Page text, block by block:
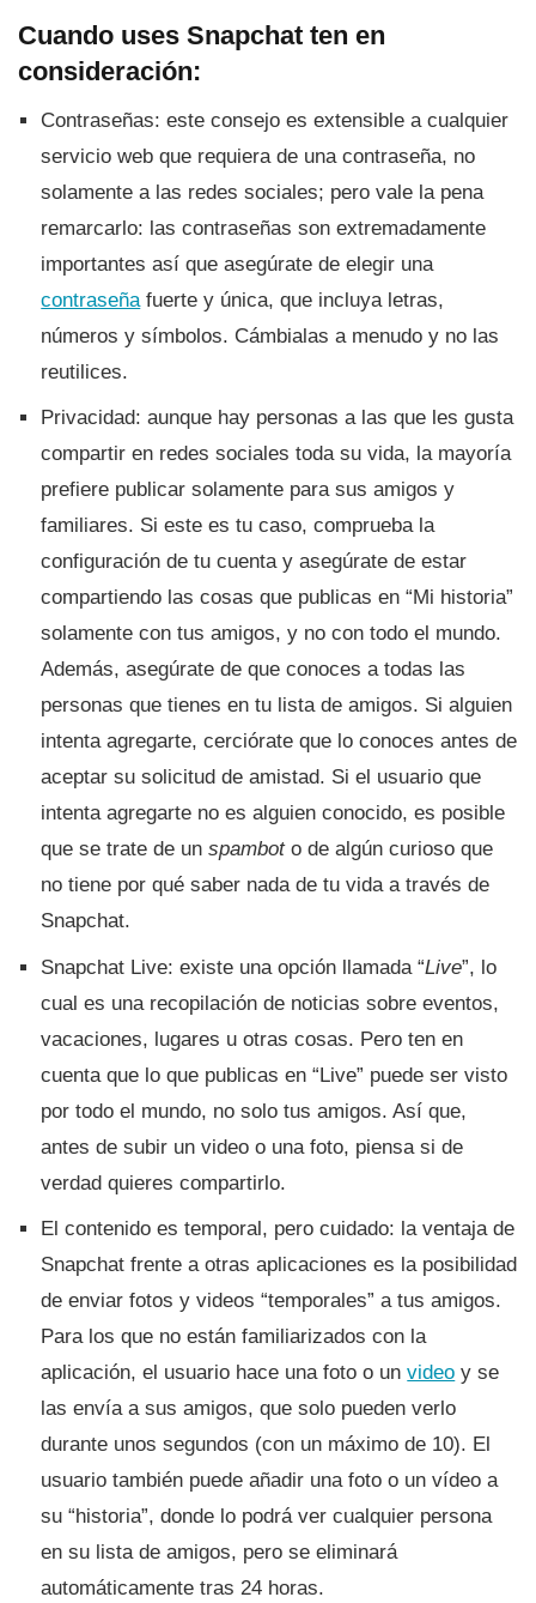
Cuando uses Snapchat ten en
consideración:
Contraseñas: este consejo es extensible a cualquier
servicio web que requiera de una contraseña, no
solamente a las redes sociales; pero vale la pena
remarcarlo: las contraseñas son extremadamente
importantes así­ que asegúrate de elegir una
contraseñafuerte y única, que incluya letras,
números y sí­mbolos. Cámbialas a menudo y no las
reutilices.
Privacidad: aunque hay personas a las que les gusta
compartir en redes sociales toda su vida, la mayorí­a
prefiere publicar solamente para sus amigos y
familiares. Si este es tu caso, comprueba la
configuración de tu cuenta y asegúrate de estar
compartiendo las cosas que publicas en “Mi historia”
solamente con tus amigos, y no con todo el mundo.
Además, asegúrate de que conoces a todas las
personas que tienes en tu lista de amigos. Si alguien
intenta agregarte, cerciórate que lo conoces antes de
aceptar su solicitud de amistad. Si el usuario que
intenta agregarte no es alguien conocido, es posible
que se trate de unspamboto de algún curioso que
no tiene por qué saber nada de tu vida a través de
Snapchat.
Snapchat Live: existe una opción llamada “Live”, lo
cual es una recopilación de noticias sobre eventos,
vacaciones, lugares u otras cosas. Pero ten en
cuenta que lo que publicas en “Live” puede ser visto
por todo el mundo, no solo tus amigos. Así­ que,
antes de subir un video o una foto, piensa si de
verdad quieres compartirlo.
El contenido es temporal, pero cuidado: la ventaja de
Snapchat frente a otras aplicaciones es la posibilidad
de enviar fotos y videos “temporales” a tus amigos.
Para los que no están familiarizados con la
aplicación, el usuario hace una foto o unvideo y se
las enví­a a sus amigos, que solo pueden verlo
durante unos segundos (con un máximo de 10). El
usuario también puede añadir una foto o un ví­deo a
su “historia”, donde lo podrá ver cualquier persona
en su lista de amigos, pero se eliminará
automáticamente tras 24 horas.